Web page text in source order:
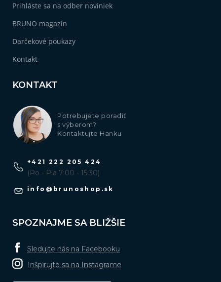
Prihláste sa na odber noviniek
BRUNO magazín
Darčekové poukazy
Kontakt
KONTAKT
Potrebujete poradiť
s výberom?
Kontaktujte Hanku
info @ brunoshop.sk
+421 222 205 424
(Po - Pia 7:00 - 15:30)
SPOZNAJME SA BLIŽŠIE
Sledujte nás na Facebooku
Inšpirujte sa na Instagrame